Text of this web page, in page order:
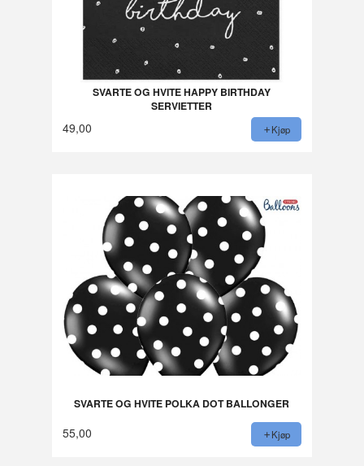
SVARTE OG HVITE HAPPY BIRTHDAY
SERVIETTER
49,00 Kjøp
SVARTE OG HVITE POLKA DOT BALLONGER
55,00 Kjøp